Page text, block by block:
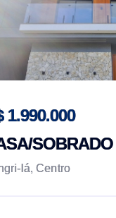
1.990.000
SOBRADO
lá, Centro